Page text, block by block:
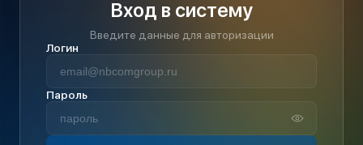
Вход в систему
Введите данные для авторизации
Логин
Пароль